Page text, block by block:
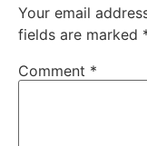
Your email
fields are marked
Comment *